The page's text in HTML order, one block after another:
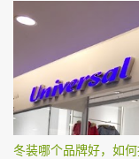
冬装哪个品牌好，如